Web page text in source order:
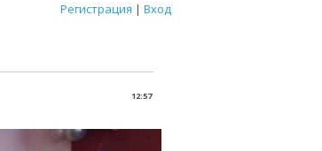
Регистрация | Вход
12:57